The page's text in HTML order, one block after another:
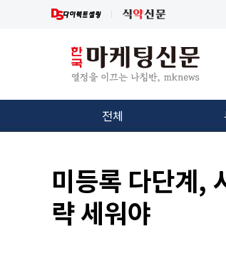
전체
미등록 다단계,
략 세워야